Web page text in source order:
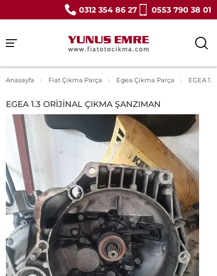
0312 354 86 27 0553 790 38 01
Anasayfa Fiat Çıkma Parça Egea Çıkma Parça EGEA
EGEA 1.3 ORİJİNAL ÇIKMA ŞANZIMAN